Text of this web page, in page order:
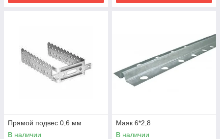
Прямой подвес 0,6 мм
В наличии
Маяк 6*2,8
В наличии